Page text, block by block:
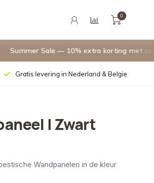
Sale — 10% extra korting met code
0
Gratis levering in Nederland & Belgie
| Zwart
Wandpanelen in de kleur